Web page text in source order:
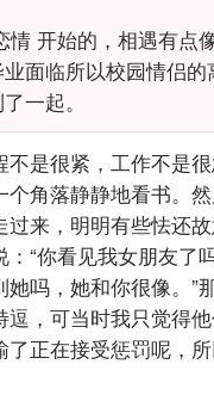
情 开始的，相遇有点
面临所以校园情侣
一起。
是很紧，工作不是
角落静静地看书。然
过来，明明有些怯还
“你看见我女朋友了
她吗，她和你很像。”
逗，可当时我只觉得
了正在接受惩罚呢，